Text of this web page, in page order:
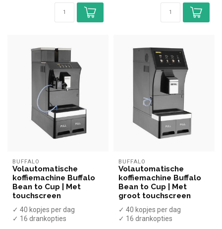
BUFFALO
Volautomatische
koffiemachine Buffalo
Bean to Cup | Met
touchscreen
✓ 40 kopjes per dag
✓ 16 drankopties
BUFFALO
Volautomatische
koffiemachine Buffalo
Bean to Cup | Met
groot touchscreen
✓ 40 kopjes per dag
✓ 16 drankopties